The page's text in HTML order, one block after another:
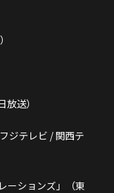
送）
ジテレビ / 関西テ
ーションズ」（東